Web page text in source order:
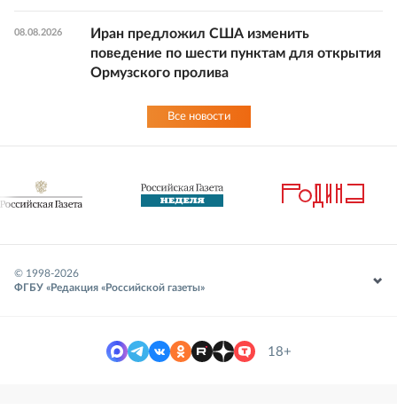
08.08.2026
Иран предложил США изменить
поведение по шести пунктам для открытия
Ормузского пролива
Все новости
© 1998-2026
ФГБУ «Редакция «Российской газеты»
18+